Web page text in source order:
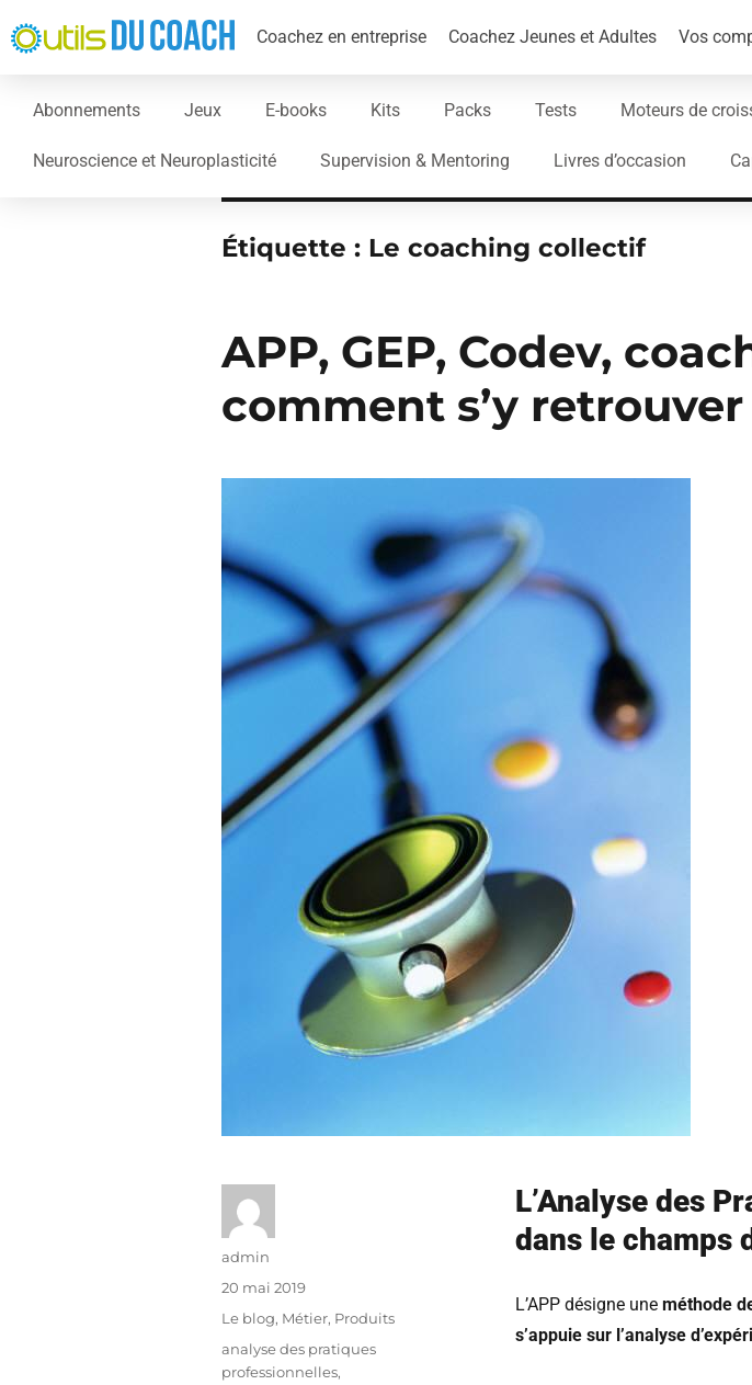
Coachez en entreprise Coachez Jeunes et Adultes Vos
Abonnements Jeux E-books Kits Packs Tests Moteurs de
Neuroscience et Neuroplasticité Supervision & Mentoring Livres d’occasion
Étiquette : Le coaching collectif
APP, GEP, Codev,
comment s’y retrouver
L’Analyse des
dans le champs
L’APP désigne uneméthode
s’appuie sur l’analyse
admin
20 mai 2019
Le blog, Métier, Produits
analyse des pratiques
professionnelles,